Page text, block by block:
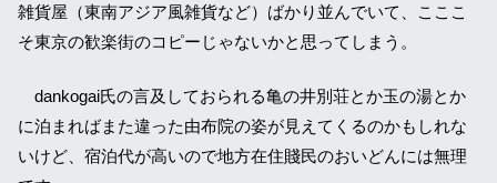
雑貨屋（東南アジア風雑貨など）ばかり並んでいて、こここ
そ東京の歓楽街のコピーじゃないかと思ってしまう。
dankogai氏の言及しておられる亀の井別荘とか玉の湯とか
に泊まればまた違った由布院の姿が見えてくるのかもしれな
いけど、宿泊代が高いので地方在住賤民のおいどんには無理